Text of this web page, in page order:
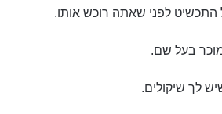
לפני שאתה רוכש אותו.
בעל שם.
לך שיקולים.